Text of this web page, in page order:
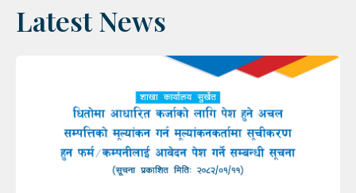
Latest News